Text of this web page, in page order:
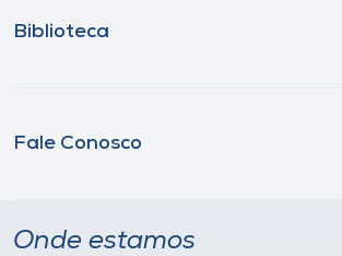
Biblioteca
Fale Conosco
Onde estamos